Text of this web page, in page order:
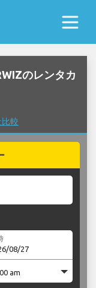
のレンタカ
較